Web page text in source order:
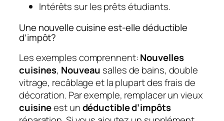
Intérêts sur les prêts étudiants.
Une nouvelle cuisine est-elle déductible
d’impôt?
Les exemples comprennent:Nouvelles
cuisines, Nouveau salles de bains, double
vitrage, recâblage et la plupart des frais de
décoration. Par exemple, remplacer un vieux
cuisineest undéductible d’impôts